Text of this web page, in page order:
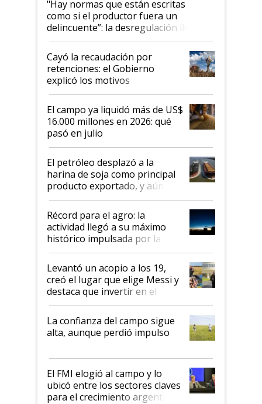
"Hay normas que están escritas
como si el productor fuera un
delincuente”: la desregulación llegó
al Congreso Aapresid y hasta se
habló del financiamiento al IPCVA
Cayó la recaudación por
retenciones: el Gobierno
explicó los motivos
El campo ya liquidó más de US$
16.000 millones en 2026: qué
pasó en julio
El petróleo desplazó a la
harina de soja como principal
producto exportado, y aún así
el agro aportó casi seis de cada
diez dólares y sostuvo el
liderazgo en un semestre
récord
Récord para el agro: la
actividad llegó a su máximo
histórico impulsada por la
cosecha y las exportaciones
Levantó un acopio a los 19,
creó el lugar que elige Messi y
destaca que invertir en el
kirchnerismo era como "darle
plata a un hijo para droga":
Juan Félix Rossetti, el libertario
que de una dura crisis salió
de Milei
La confianza del campo sigue
alta, aunque perdió impulso
El FMI elogió al campo y lo
ubicó entre los sectores claves
para el crecimiento argentino